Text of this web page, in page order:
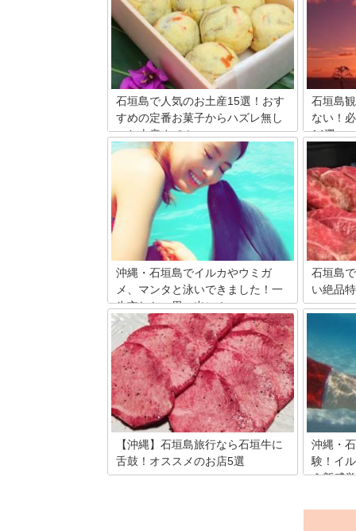
石垣島で人気のお土産15選！おす
すめの定番お菓子からハズレ無し
のお土産まで！
石垣島は、サンゴ礁の美しさもさること
ながら、貴重で豊かな自然に恵まれた動
植物の宝庫でもあります。日本のパラダ
イスとも言われる石垣島へ行って、南国
気分を満喫した後に気になるのはお土産
のことですよね。この記事では石垣島の
お土産の中でもハズレ無しの定番から人
気商品まで厳選15選のお土産を紹介しま
す。
石垣島
ない！
14選
地、石垣
ずイメー
他にもた
す。今回
をお届け
沖縄・石垣島でイルカやウミガ
メ、マンタと泳いできました！一
生忘れない思い出に！
日本を代表する南国リゾート沖縄。 中で
も那覇とは比べものにならない美しい自
然を培っている石垣島。 そんな石垣島で
は普段は中々出会えない動物たちとも触
れ合えるチャンスがあります。 今回は私
がおすすめする石垣島で一緒に泳ぎたい
動物をご紹介します。
石垣島
い絶品
日本屈指
ね。そこ
とができ
特産品を
【沖縄】石垣島旅行なら石垣牛に
舌鼓！オススメのお店5選
沖縄・
験！イ
う新感
た事はあ